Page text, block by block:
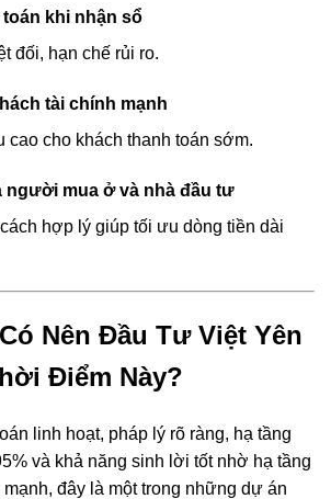
khi nhận sổ
đối, hạn chế rủi ro.
tài chính mạnh
cao cho khách thanh toán sớm.
người mua ở và nhà đầu tư
hợp lý giúp tối ưu dòng tiền dài
Nên Đầu Tư Việt Yên
Điểm Này?
linh hoạt, pháp lý rõ ràng, hạ tầng
và khả năng sinh lời tốt nhờ hạ tầng
đây là một trong những dự án